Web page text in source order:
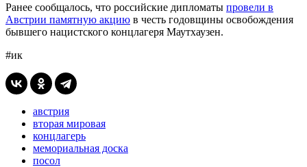
Ранее сообщалось, что российские дипломаты провели в
Австрии памятную акцию в честь годовщины освобождения
бывшего нацистского концлагеря Маутхаузен.
#ик
австрия
вторая мировая
концлагерь
мемориальная доска
посол